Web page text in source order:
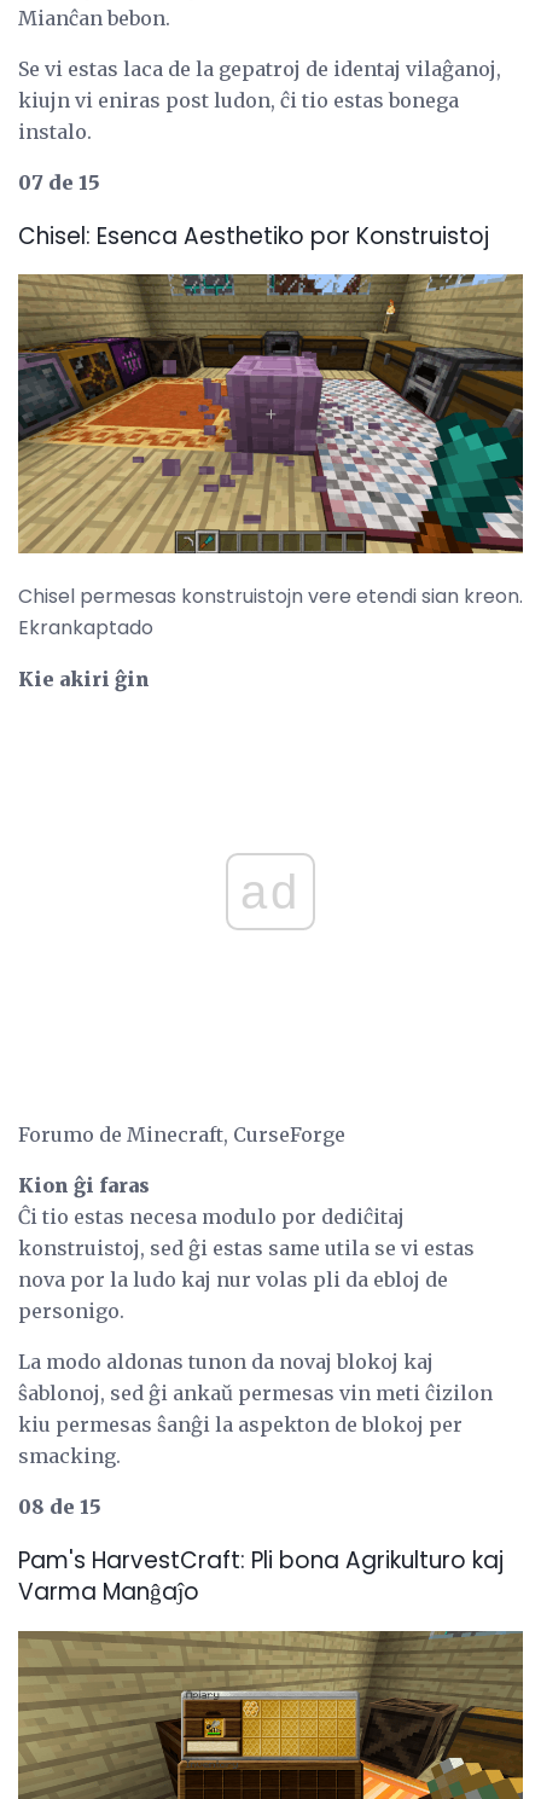
Mianĉan bebon.
Se vi estas laca de la gepatroj de identaj vilaĝanoj,
kiujn vi eniras post ludon, ĉi tio estas bonega
instalo.
07 de 15
Chisel: Esenca Aesthetiko por Konstruistoj
Chisel permesas konstruistojn vere etendi sian kreon.
Ekrankaptado
Kie akiri ĝin
ad
Forumo de Minecraft, CurseForge
Kion ĝi faras
Ĉi tio estas necesa modulo por dediĉitaj
konstruistoj, sed ĝi estas same utila se vi estas
nova por la ludo kaj nur volas pli da ebloj de
personigo.
La modo aldonas tunon da novaj blokoj kaj
ŝablonoj, sed ĝi ankaŭ permesas vin meti ĉizilon
kiu permesas ŝanĝi la aspekton de blokoj per
smacking.
08 de 15
Pam's HarvestCraft: Pli bona Agrikulturo kaj
Varma Manĝaĵo